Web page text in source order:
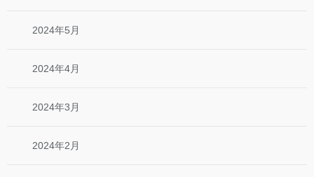
2024年5月
2024年4月
2024年3月
2024年2月